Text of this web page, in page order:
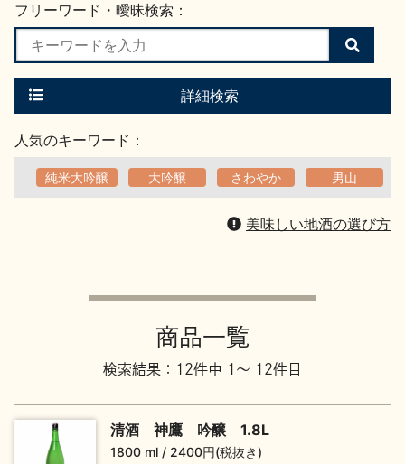
お楽しみコンテンツ
歳時記 地酒蔵元会検定
地酒小説
フリーワード・曖昧検索：
検
索
す
詳細検索
人気のキーワード：
純米大吟醸 大吟醸 さわやか 男山
美味しい地酒の選び方
商品一覧
検索結果：12件中 1～ 12件目
清酒 神鷹 吟醸 1.8L
1800 ml
2400円(税抜き)